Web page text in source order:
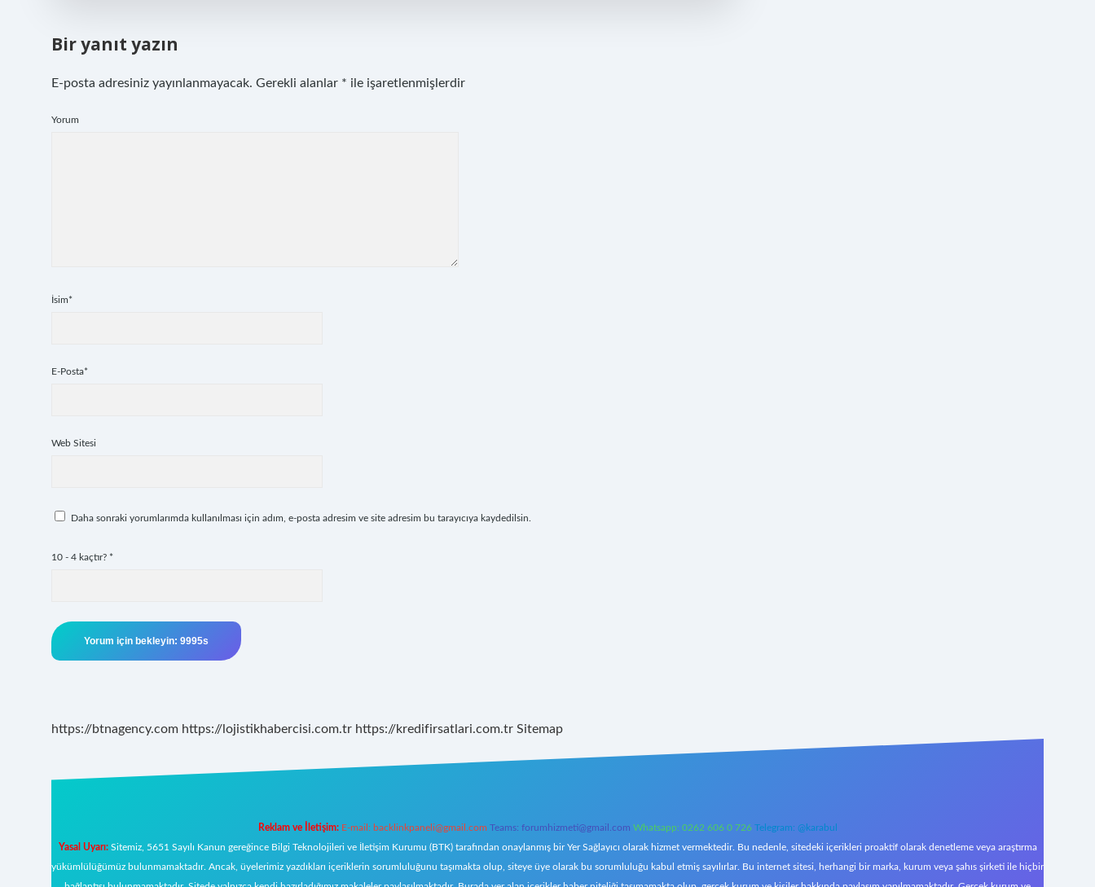
Bir yanıt yazın
E-posta adresiniz yayınlanmayacak. Gerekli alanlar * ile işaretlenmişlerdir
Yorum
İsim*
E-Posta*
Web Sitesi
Daha sonraki yorumlarımda kullanılması için adım, e-posta adresim ve site adresim bu tarayıcıya kaydedilsin.
10 - 4 kaçtır? *
https://btnagency.com https://lojistikhabercisi.com.tr https://kredifirsatlari.com.tr Sitemap
Reklam ve İletişim: E-mail: backlinkpaneli@gmail.com Teams: forumhizmeti@gmail.com Whatsapp: 0262 606 0 726 Telegram: @karabul
Yasal Uyarı:Sitemiz, 5651 Sayılı Kanun gereğince Bilgi Teknolojileri ve İletişim Kurumu (BTK) tarafından onaylanmış bir Yer Sağlayıcı olarak hizmet vermektedir. Bu nedenle, sitedeki içerikleri proaktif olarak denetleme veya araştırma
yükümlülüğümüz bulunmamaktadır. Ancak, üyelerimiz yazdıkları içeriklerin sorumluluğunu taşımakta olup, siteye üye olarak bu sorumluluğu kabul etmiş sayılırlar. Bu internet sitesi, herhangi bir marka, kurum veya şahıs şirketi ile hiçbir